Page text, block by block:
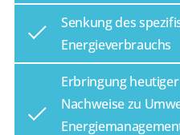
Senkung des
Energieverbrauchs
Erbringung
Nachweise zu